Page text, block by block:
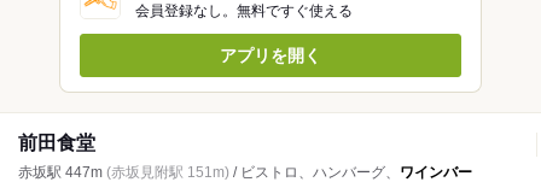
会員登録なし。無料ですぐ使える
アプリを開く
前田食堂
赤坂駅 447m (赤坂見附駅 151m) / ビストロ、ハンバーグ、 ワインバー